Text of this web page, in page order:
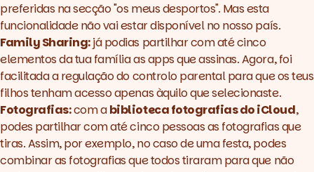
preferidas na secção "os meus desportos". Mas esta
funcionalidade não vai estar disponível no nosso país.
Family Sharing:já podias partilhar com até cinco
elementos da tua família as apps que assinas. Agora, foi
facilitada a regulação do controlo parental para que os teus
filhos tenham acesso apenas àquilo que selecionaste.
Fotografias:com abiblioteca fotografias do iCloud,
podes partilhar com até cinco pessoas as fotografias que
tiras. Assim, por exemplo, no caso de uma festa, podes
combinar as fotografias que todos tiraram para que não